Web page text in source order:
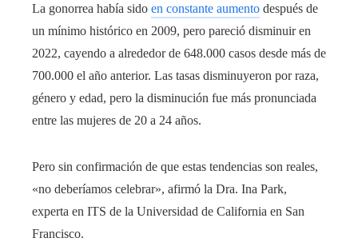
La gonorrea había sido en constante aumento después de
un mínimo histórico en 2009, pero pareció disminuir en
2022, cayendo a alrededor de 648.000 casos desde más de
700.000 el año anterior. Las tasas disminuyeron por raza,
género y edad, pero la disminución fue más pronunciada
entre las mujeres de 20 a 24 años.
Pero sin confirmación de que estas tendencias son reales,
«no deberíamos celebrar», afirmó la Dra. Ina Park,
experta en ITS de la Universidad de California en San
Francisco.